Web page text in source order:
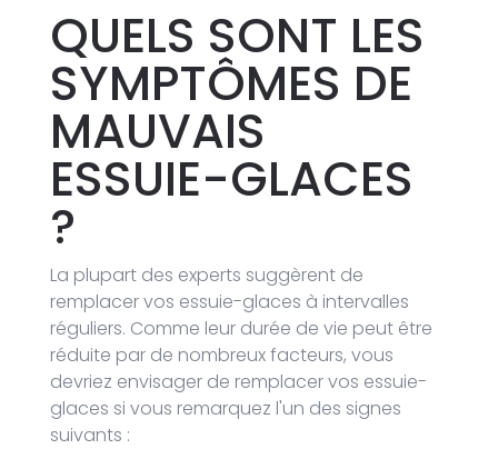
QUELS SONT LES
SYMPTÔMES DE
MAUVAIS
ESSUIE-GLACES
?
La plupart des experts suggèrent de
remplacer vos essuie-glaces à intervalles
réguliers. Comme leur durée de vie peut être
réduite par de nombreux facteurs, vous
devriez envisager de remplacer vos essuie-
glaces si vous remarquez l'un des signes
suivants :